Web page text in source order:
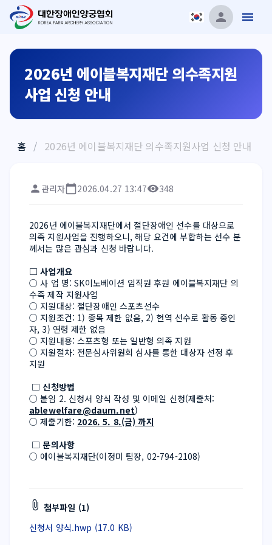
2026년 에이블복지재단 의수족지원
사업 신청 안내
홈 / 2026년 에이블복지재단 의수족지원사업 신청 안내
관리자 2026.04.27 13:47 348
2026년 에이블복지재단에서 절단장애인 선수를 대상으로
의족 지원사업을 진행하오니, 해당 요건에 부합하는 선수 분
께서는 많은 관심과 신청 바랍니다.
□ 사업개요
○ 사 업 명: SK이노베이션 임직원 후원 에이블복지재단 의
수족 제작 지원사업
○ 지원대상: 절단장애인 스포츠선수
○ 지원조건: 1) 종목 제한 없음, 2) 현역 선수로 활동 중인
자, 3) 연령 제한 없음
○ 지원내용: 스포츠형 또는 일반형 의족 지원
○ 지원절차: 전문심사위원회 심사를 통한 대상자 선정 후
지원
□ 신청방법
ablewelfare@daum.net)
○ 제출기한: 2026. 5. 8.(금) 까지
□ 문의사항
○ 에이블복지재단(이정미 팀장, 02-794-2108)
첨부파일 (1)
신청서 양식.hwp (17.0 KB)